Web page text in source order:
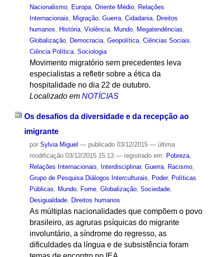
Nacionalismo, Europa, Oriente Médio, Relações
Internacionais
Migração, Guerra, Cidadania, Direitos
humanos
História, Violência, Mundo, Megatendências
Globalização, Democracia, Geopolítica, Ciências Sociais
Ciência Política, Sociologia
Movimento migratório sem precedentes leva
especialistas a refletir sobre a ética da
hospitalidade no dia 22 de outubro.
Localizado em NOTÍCIAS
Os desafios da diversidade e da recepção ao
imigrante
por Sylvia Miguel — publicado03/12/2015 — última
modificação03/12/2015 15:13 — registrado em: Pobreza,
Relações Internacionais, Interdisciplinar, Guerra, Racismo,
Grupo de Pesquisa Diálogos Interculturais, Poder, Políticas
Públicas, Mundo, Fome, Globalização, Sociedade,
Desigualdade, Direitos humanos
As múltiplas nacionalidades que compõem o povo
brasileiro, as agruras psíquicas do migrante
involuntário, a síndrome do regresso, as
dificuldades da língua e de subsistência foram